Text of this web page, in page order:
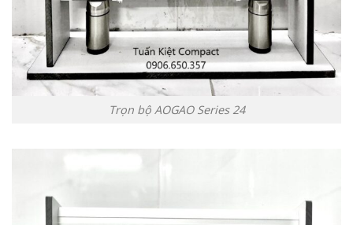
Trọn bộ AOGAO Series 24